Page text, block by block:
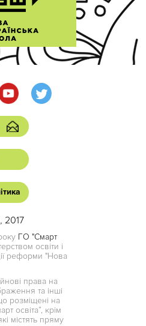
2017
ГО "Смарт
освіти і
реформи "Нова
права на
та інші
розміщені на
освіта”, крім
містять пряму